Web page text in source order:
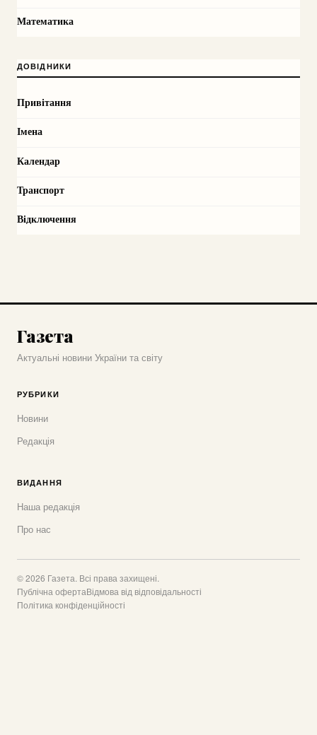
Математика
ДОВІДНИКИ
Привітання
Імена
Календар
Транспорт
Відключення
Газета
Актуальні новини України та світу
РУБРИКИ
Новини
Редакція
ВИДАННЯ
Наша редакція
Про нас
© 2026 Газета. Всі права захищені.
Публічна офертаВідмова від відповідальності
Політика конфіденційності